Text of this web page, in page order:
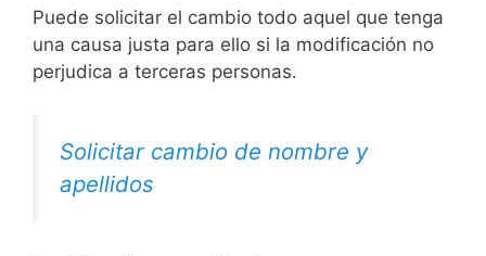
Puede solicitar el cambio todo aquel que tenga
una causa justa para ello si la modificación no
perjudica a terceras personas.
Solicitar cambio de nombre y
apellidos